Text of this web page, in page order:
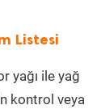
Listesi
yağı ile yağ
kontrol veya